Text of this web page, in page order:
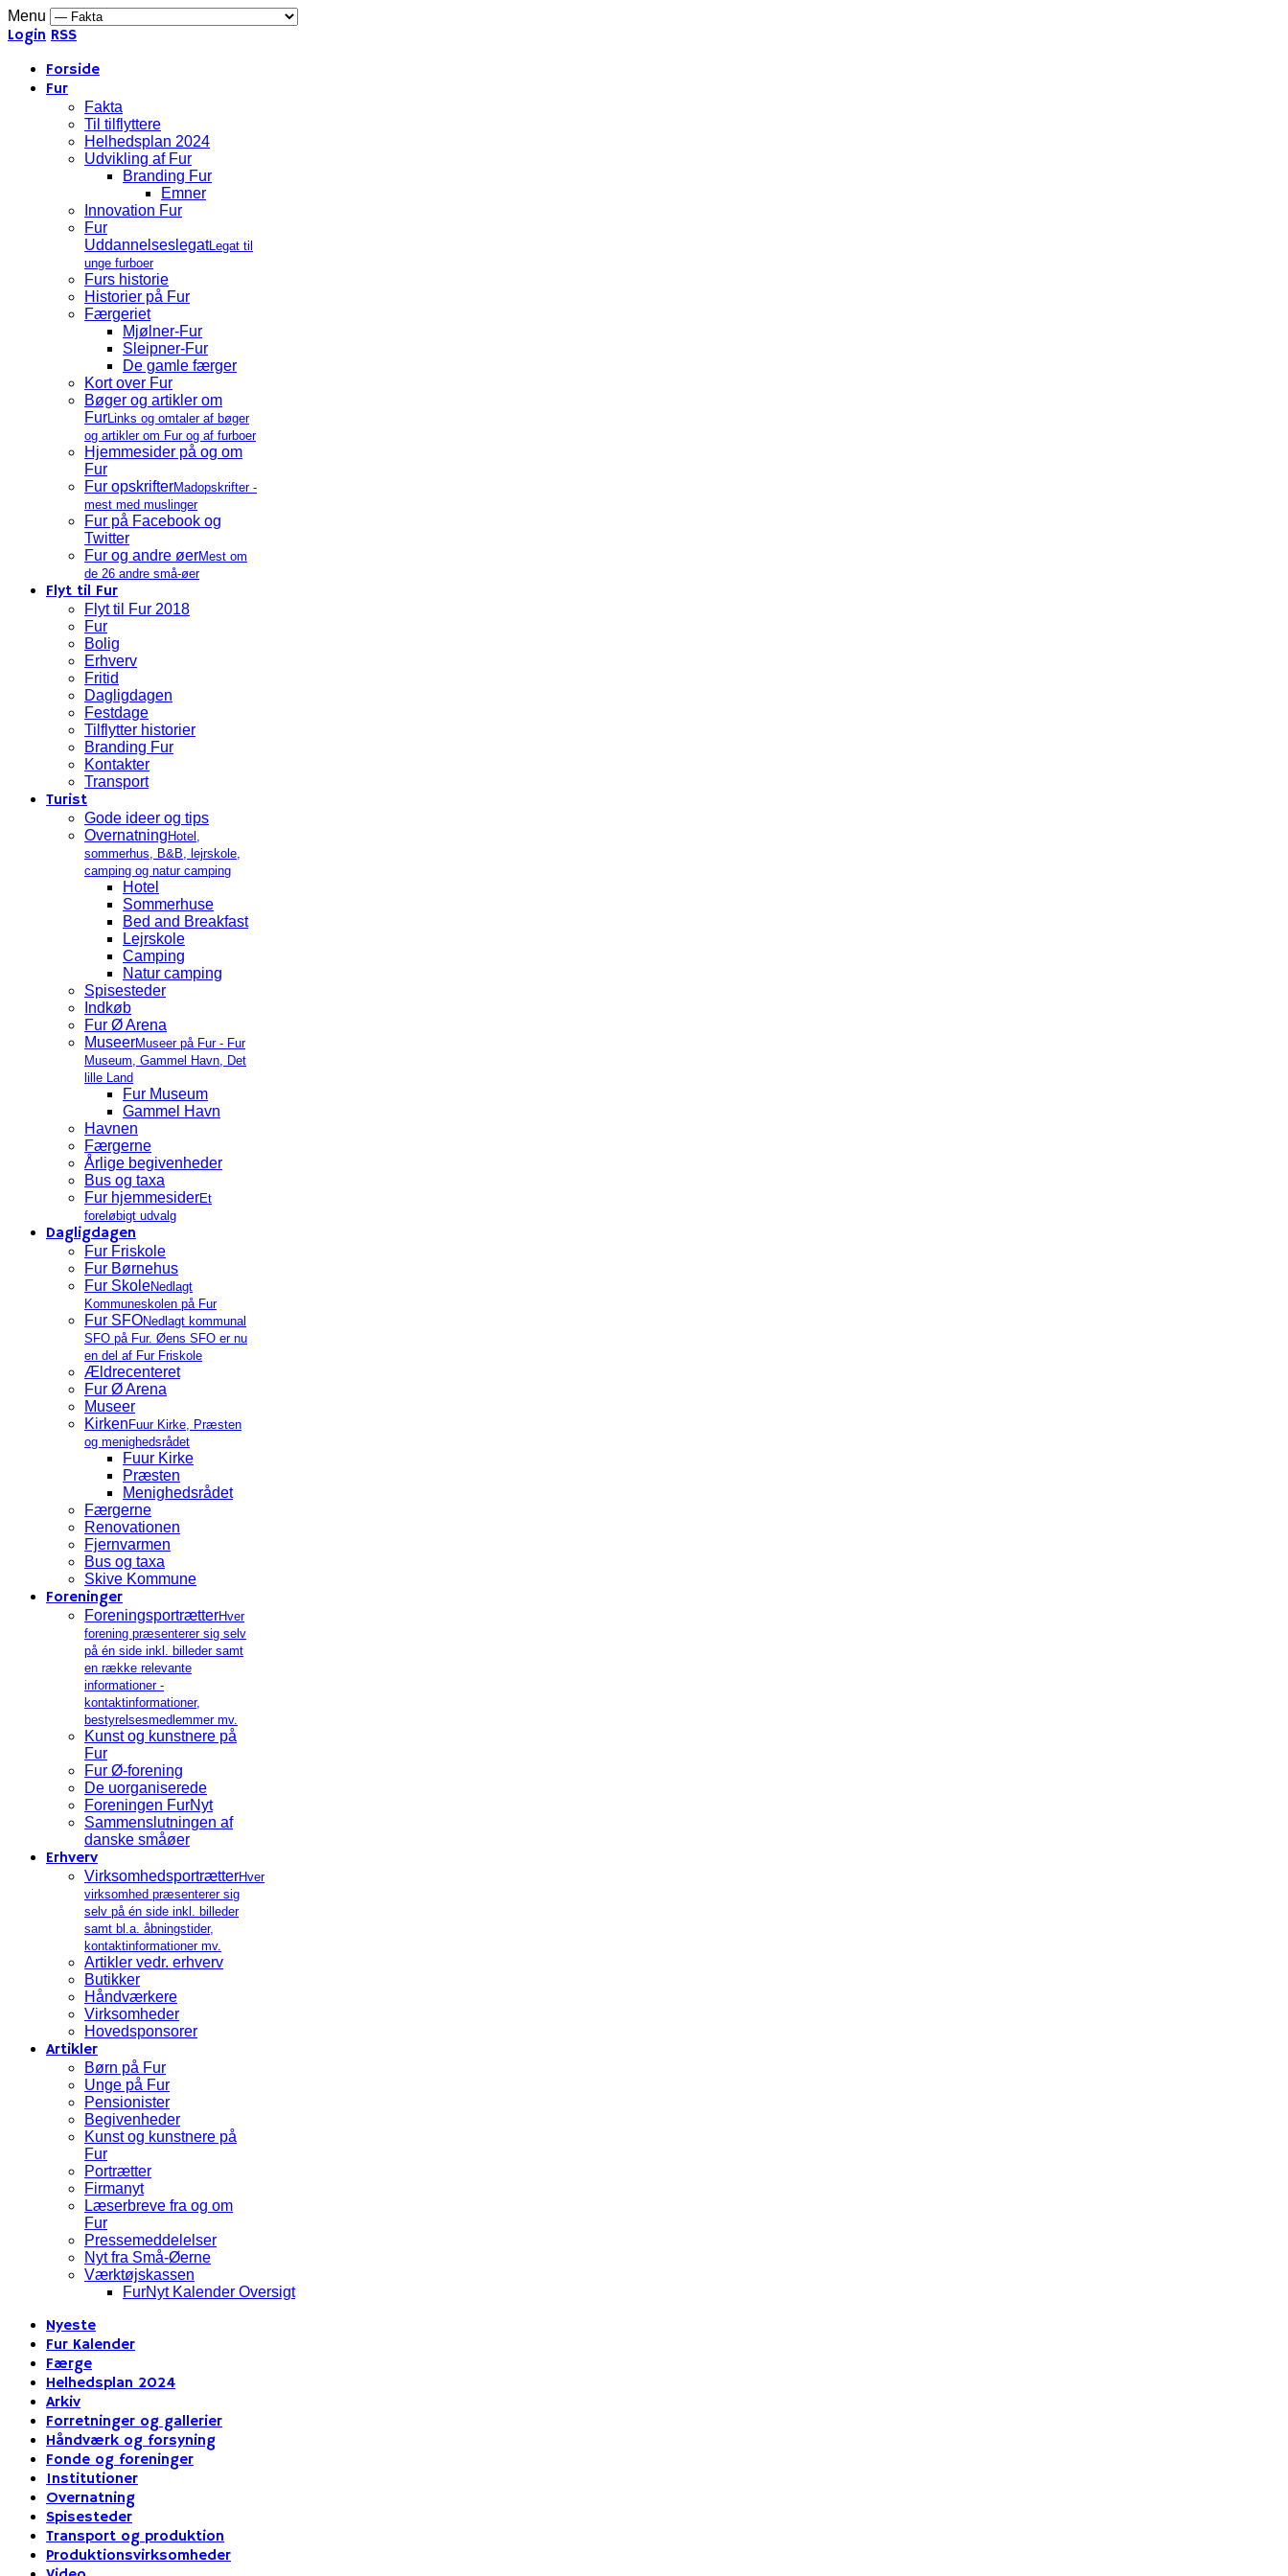
Menu
Login RSS
Forside
Fur
Fakta
Til tilflyttere
Helhedsplan 2024
Udvikling af Fur
Branding Fur
Emner
Innovation Fur
Fur
UddannelseslegatLegat til
unge furboer
Furs historie
Historier på Fur
Færgeriet
Mjølner-Fur
Sleipner-Fur
De gamle færger
Kort over Fur
Bøger og artikler om
FurLinks og omtaler af bøger
og artikler om Fur og af furboer
Hjemmesider på og om
Fur
Fur opskrifterMadopskrifter -
mest med muslinger
Fur på Facebook og
Twitter
Fur og andre øerMest om
de 26 andre små-øer
Flyt til Fur
Flyt til Fur 2018
Fur
Bolig
Erhverv
Fritid
Dagligdagen
Festdage
Tilflytter historier
Branding Fur
Kontakter
Transport
Turist
Gode ideer og tips
Overnatning Hotel,
sommerhus, B&B, lejrskole,
camping og natur camping
Hotel
Sommerhuse
Bed and Breakfast
Lejrskole
Camping
Natur camping
Spisesteder
Indkøb
Fur Ø Arena
MuseerMuseer på Fur - Fur
Museum, Gammel Havn, Det
lille Land
Fur Museum
Gammel Havn
Havnen
Færgerne
Årlige begivenheder
Bus og taxa
Fur hjemmesiderEt
foreløbigt udvalg
Dagligdagen
Fur Friskole
Fur Børnehus
Fur SkoleNedlagt
Kommuneskolen på Fur
Fur SFONedlagt kommunal
SFO på Fur. Øens SFO er nu
en del af Fur Friskole
Ældrecenteret
Fur Ø Arena
Museer
Kirken Fuur Kirke, Præsten
og menighedsrådet
Fuur Kirke
Præsten
Menighedsrådet
Færgerne
Renovationen
Fjernvarmen
Bus og taxa
Skive Kommune
Foreninger
ForeningsportrætterHver
forening præsenterer sig selv
på én side inkl. billeder samt
en række relevante
informationer -
kontaktinformationer,
bestyrelsesmedlemmer mv.
Kunst og kunstnere på
Fur
Fur Ø-forening
De uorganiserede
Foreningen FurNyt
Sammenslutningen af
danske småøer
Erhverv
VirksomhedsportrætterHver
virksomhed præsenterer sig
selv på én side inkl. billeder
samt bl.a. åbningstider,
kontaktinformationer mv.
Artikler vedr. erhverv
Butikker
Håndværkere
Virksomheder
Hovedsponsorer
Artikler
Børn på Fur
Unge på Fur
Pensionister
Begivenheder
Kunst og kunstnere på
Fur
Portrætter
Firmanyt
Læserbreve fra og om
Fur
Pressemeddelelser
Nyt fra Små-Øerne
Værktøjskassen
FurNyt Kalender Oversigt
Nyeste
Fur Kalender
Færge
Helhedsplan 2024
Arkiv
Forretninger og gallerier
Håndværk og forsyning
Fonde og foreninger
Institutioner
Overnatning
Spisesteder
Transport og produktion
Produktionsvirksomheder